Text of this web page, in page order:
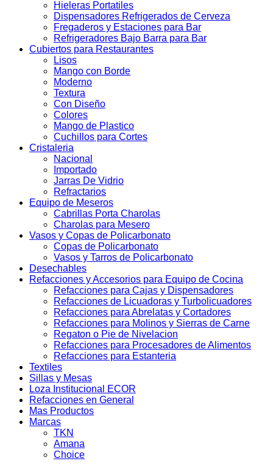
Hieleras Portatiles
Dispensadores Refrigerados de Cerveza
Fregaderos y Estaciones para Bar
Refrigeradores Bajo Barra para Bar
Cubiertos para Restaurantes
Lisos
Mango con Borde
Moderno
Textura
Con Diseño
Colores
Mango de Plastico
Cuchillos para Cortes
Cristaleria
Nacional
Importado
Jarras De Vidrio
Refractarios
Equipo de Meseros
Cabrillas Porta Charolas
Charolas para Mesero
Vasos y Copas de Policarbonato
Copas de Policarbonato
Vasos y Tarros de Policarbonato
Desechables
Refacciones y Accesorios para Equipo de Cocina
Refacciones para Cajas y Dispensadores
Refacciones de Licuadoras y Turbolicuadores
Refacciones para Abrelatas y Cortadores
Refacciones para Molinos y Sierras de Carne
Regaton o Pie de Nivelacion
Refacciones para Procesadores de Alimentos
Refacciones para Estanteria
Textiles
Sillas y Mesas
Loza Institucional ECOR
Refacciones en General
Mas Productos
Marcas
TKN
Amana
Choice